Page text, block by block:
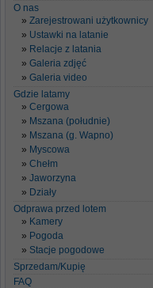
O nas
Zarejestrowani użytkownicy
Ustawki na latanie
Relacje z latania
Galeria zdjęć
Galeria video
Gdzie latamy
Cergowa
Mszana (południe)
Mszana (g. Wapno)
Myscowa
Chełm
Jaworzyna
Działy
Odprawa przed lotem
Kamery
Pogoda
Stacje pogodowe
Sprzedam/Kupię
FAQ